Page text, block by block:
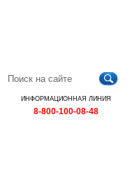
сайта
RSS
ИНФОРМАЦИОННАЯ ЛИНИЯ
8-800-100-08-48